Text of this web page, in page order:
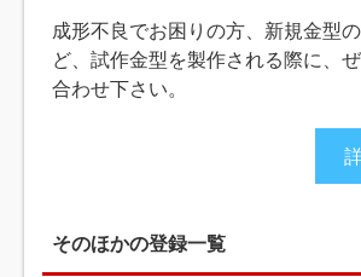
成形不良でお困りの方、新規金型
ど、試作金型を製作される際に、
合わせ下さい。
そのほかの登録一覧